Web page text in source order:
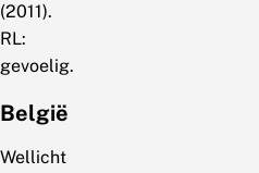
(2011).
RL:
gevoelig.
België
Wellicht